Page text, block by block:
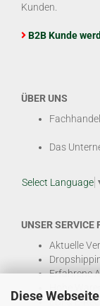
Diese
Kunden.
B2B Kunde
ÜBER UNS
Das
Select Language
UNSER SERVICE
Aktuelle
Erfahrene
Hohe
EDI & E-